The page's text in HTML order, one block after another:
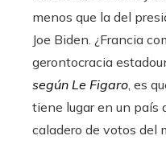
menos que la del
Joe Biden. ¿Francia
gerontocracia
según Le Figaro, es
tiene lugar en un país
caladero de votos del